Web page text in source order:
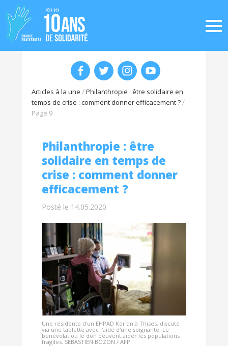
Articles à la une /Philanthropie : être solidaire en
temps de crise : comment donner efficacement ?/
Page 9
Philanthropie : être
solidaire en temps de
crise : comment donner
efficacement ?
Posté le 14.05.2020
Une résidente d'un EHPAD Korian à Thises, discute
via une tablette avec l'aide d'une soignante. Le
bénévolat ou le don peuvent aider les populations
fragiles. SEBASTIEN BOZON / AFP